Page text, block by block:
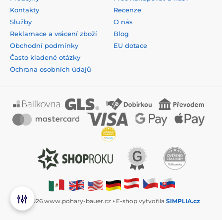
Kontakty
Služby
Reklamace a vrácení zboží
Obchodní podmínky
Často kladené otázky
Ochrana osobních údajů
Recenze
O nás
Blog
EU dotace
© 2026 www.pohary-bauer.cz ⦁ E-shop vytvořila SIMPLIA.cz